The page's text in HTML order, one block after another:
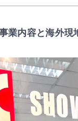
内容と海外現